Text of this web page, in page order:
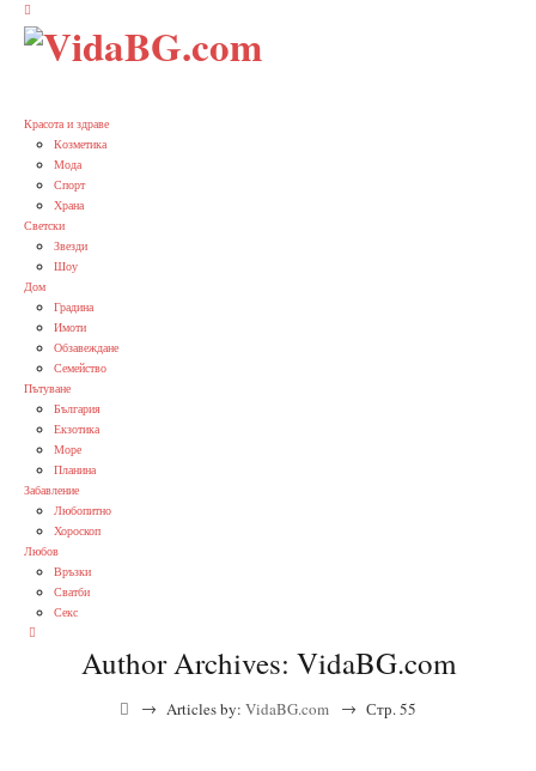
Красота и здраве
Козметика
Мода
Спорт
Храна
Светски
Звезди
Шоу
Дом
Градина
Имоти
Обзавеждане
Семейство
Пътуване
България
Екзотика
Море
Планина
Забавление
Любопитно
Хороскоп
Любов
Връзки
Сватби
Секс
Author Archives: VidaBG.com
→ Articles by: VidaBG.com → Стр. 55